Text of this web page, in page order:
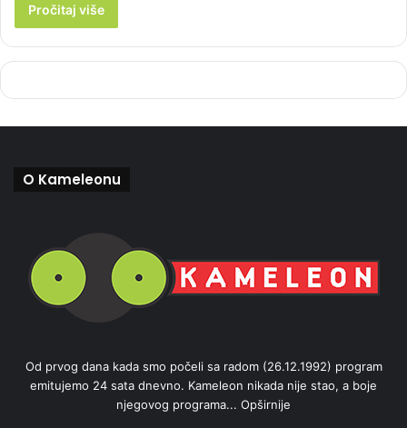
Pročitaj više
O Kameleonu
Od prvog dana kada smo počeli sa radom (26.12.1992) program
emitujemo 24 sata dnevno. Kameleon nikada nije stao, a boje
njegovog programa... Opširnije